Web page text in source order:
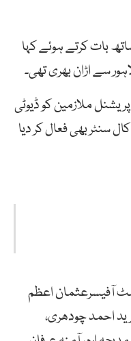
بات کرتے ہوئے کہا
ملازمین کو ڈیوٹی
سنٹر بھی فعال کر دیا
آفیسرعثمان اعظم
احمد چودھری،